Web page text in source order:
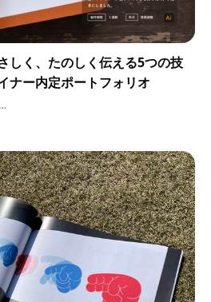
しく、たのしく伝える5つの技
ナー内定ポートフォリオ